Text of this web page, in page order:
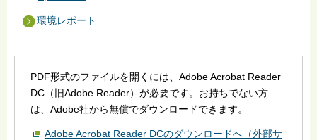
環境レポート
PDF形式のファイルを開くには、Adobe Acrobat Reader
DC（旧Adobe Reader）が必要です。お持ちでない方
は、Adobe社から無償でダウンロードできます。
Adobe Acrobat Reader DCのダウンロードへ（外部サ